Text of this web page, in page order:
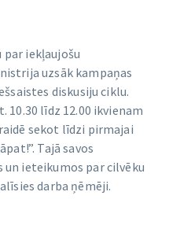
iekļaujošu
uzsāk kampaņas
diskusiju ciklu.
līdz 12.00 ikvienam
sekot līdzi pirmajai
Tajā savos
ieteikumos par cilvēku
darba ņēmēji.